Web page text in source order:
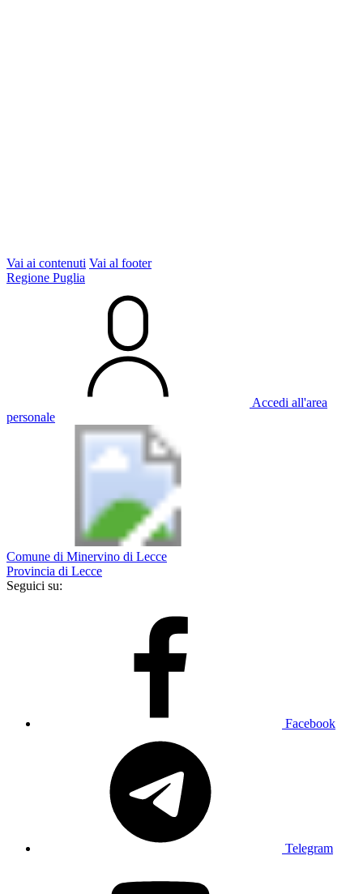
Vai ai contenuti Vai al footer
Regione Puglia
Accedi all'area
personale
Comune di Minervino di Lecce
Provincia di Lecce
Seguici su:
Facebook
Telegram